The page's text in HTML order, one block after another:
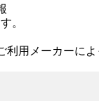
。
用メーカーに